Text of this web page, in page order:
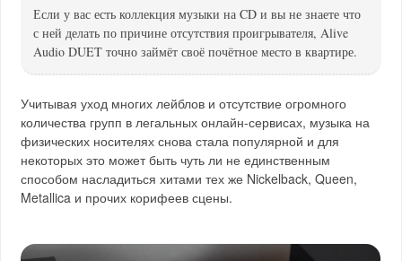
Если у вас есть коллекция музыки на CD и вы не знаете что
с ней делать по причине отсутствия проигрывателя, Alive
Audio DUET точно займёт своё почётное место в квартире.
Учитывая уход многих лейблов и отсутствие огромного
количества групп в легальных онлайн-сервисах, музыка на
физических носителях снова стала популярной и для
некоторых это может быть чуть ли не единственным
способом насладиться хитами тех же Nickelback, Queen,
Metallica и прочих корифеев сцены.